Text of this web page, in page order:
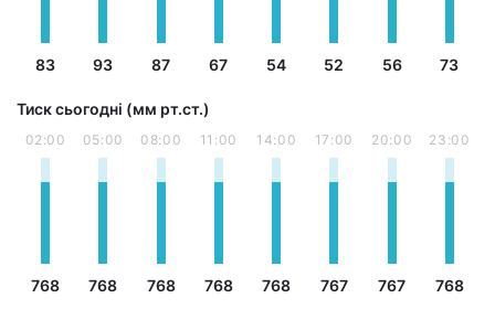
83 93 87 67 54 52 56 73
Тиск сьогодні (мм рт.ст.)
02:00
768
05:00
768
08:00
768
11:00
768
14:00
768
17:00
767
20:00
767
23:00
768